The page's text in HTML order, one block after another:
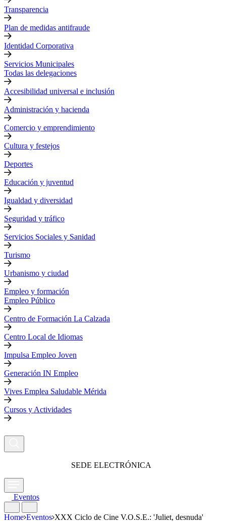
Transparencia
Plan de medidas antifraude
Identidad Corporativa
Servicios Municipales
Todas las delegaciones
Accesibilidad universal e inclusión
Administración y hacienda
Comercio y emprendimiento
Cultura y festejos
Deportes
Educación y juventud
Igualdad y diversidad
Seguridad y tráfico
Servicios Sociales y Sanidad
Turismo
Urbanismo y ciudad
Empleo y formación
Empleo Público
Centro de Formación La Calzada
Centro Local de Idiomas
Impulsa Empleo Joven
Generación IN Empleo
Vives Emplea Saludable Mérida
Cursos y Actividades
SEDE ELECTRÓNICA
Eventos
Home Eventos XXX Ciclo de Cine V.O.S.E.: 'Juliet, desnuda'